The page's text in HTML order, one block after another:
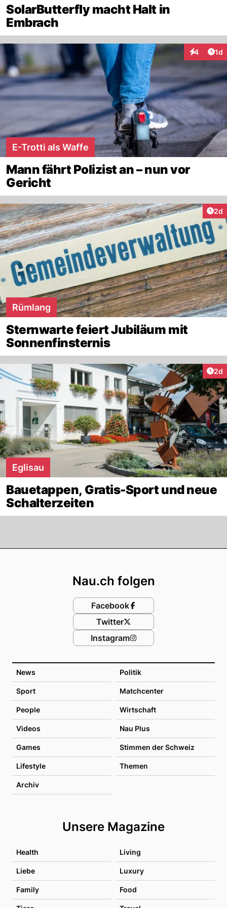
SolarButterfly macht Halt in
Embrach
4 1d
E-Trotti als Waffe
Mann fährt Polizist an – nun vor
Gericht
2d
Rümlang
Sternwarte feiert Jubiläum mit
Sonnenfinsternis
2d
Eglisau
Bauetappen, Gratis-Sport und neue
Schalterzeiten
News Politik
Sport Matchcenter
People Wirtschaft
Videos Nau Plus
Games Stimmen der Schweiz
Lifestyle Themen
Archiv
Unsere Magazine
Health Living
Liebe Luxury
Family Food
Nau.ch folgen
Facebook
Twitter
Instagram